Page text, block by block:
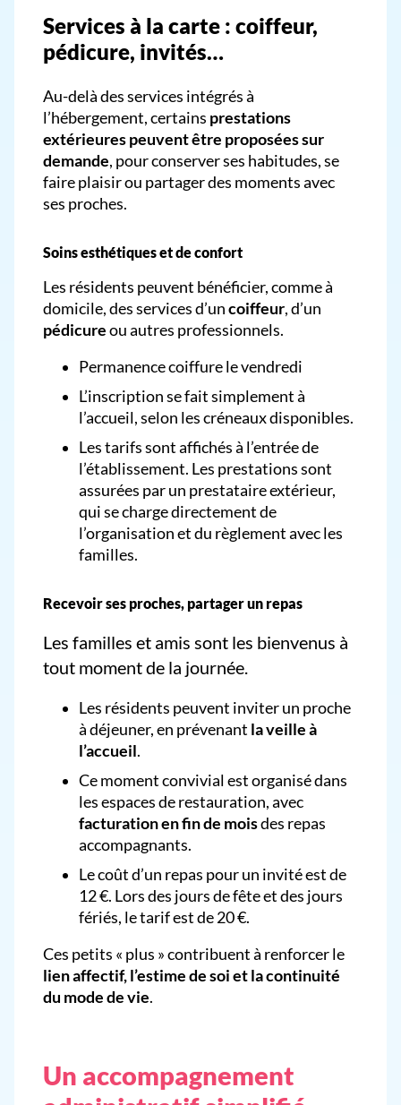
Services à la carte : coiffeur,
pédicure, invités…
Au-delà des services intégrés à
l’hébergement, certains prestations
extérieures peuvent être proposées sur
demande, pour conserver ses habitudes, se
faire plaisir ou partager des moments avec
ses proches.
Soins esthétiques et de confort
Les résidents peuvent bénéficier, comme à
domicile, des services d’uncoiffeur, d’un
pédicureou autres professionnels.
Permanence coiffure le vendredi
L’inscription se fait simplement à
l’accueil, selon les créneaux disponibles.
Les tarifs sont affichés à l’entrée de
l’établissement. Les prestations sont
assurées par un prestataire extérieur,
qui se charge directement de
l’organisation et du règlement avec les
familles.
Recevoir ses proches, partager un repas
Les familles et amis sont les bienvenus à
tout moment de la journée.
Les résidents peuvent inviter un proche
à déjeuner, en prévenant la veille à
l’accueil.
Ce moment convivial est organisé dans
les espaces de restauration, avec
facturation en fin de moisdes repas
accompagnants.
Le coût d’un repas pour un invité est de
12 €. Lors des jours de fête et des jours
fériés, le tarif est de 20 €.
Ces petits « plus » contribuent à renforcer le
lien affectif, l’estime de soi et la continuité
du mode de vie.
Un accompagnement